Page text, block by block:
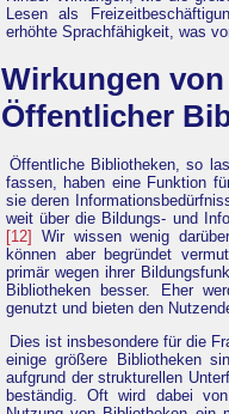
Lesen als
erhöhte Sprachfähigkeit, was
Wirkungen
Öffentlicher
Öffentliche Bibliotheken, so
fassen, haben eine Funktion
sie deren
weit über die Bildungs- und
[12]
Wir wissen wenig
können aber begründet
primär wegen ihrer
Bibliotheken besser. Eher
genutzt und bieten den
Dies ist insbesondere für die
einige größere Bibliotheken
aufgrund der strukturellen
beständig. Oft wird dabei